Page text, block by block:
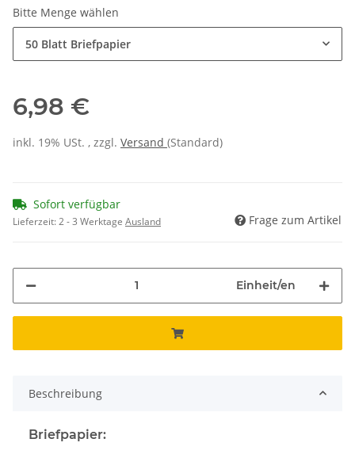
Bitte Menge wählen
50 Blatt Briefpapier
6,98 €
inkl. 19% USt. , zzgl. Versand (Standard)
Sofort verfügbar
Lieferzeit:2 - 3 Werktage Ausland Frage zum Artikel
Einheit/en
Beschreibung
Briefpapier: